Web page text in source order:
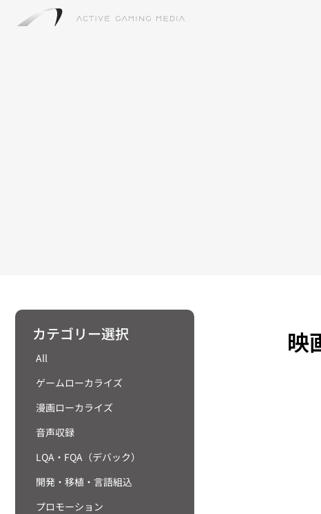
カテゴリー選択
All
ゲームローカライズ
漫画ローカライズ
音声収録
LQA・FQA（デバック）
開発・移植・言語組込
プロモーション
映